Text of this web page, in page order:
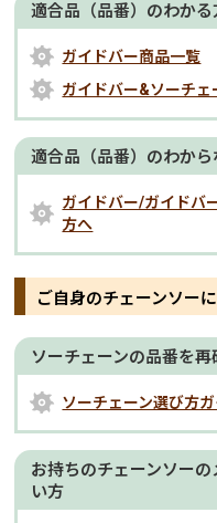
適合品（品番）のわかる
ガイドバー商品一覧
ガイドバー&ソーチェ
適合品（品番）のわから
ガイドバー/ガイドバ
方へ
ご自身のチェーンソー
ソーチェーンの品番を
ソーチェーン選び方
お持ちのチェーンソー
い方